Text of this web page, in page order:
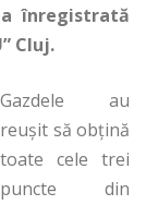
înregistrată
Cluj.
Gazdele au
reușit să obțină
toate cele trei
puncte din